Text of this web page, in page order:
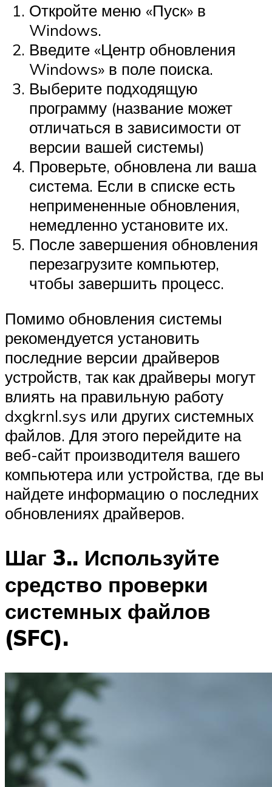
Откройте меню «Пуск» в
Windows.
Введите «Центр обновления
Windows» в поле поиска.
Выберите подходящую
программу (название может
отличаться в зависимости от
версии вашей системы)
Проверьте, обновлена ​​ли ваша
система. Если в списке есть
непримененные обновления,
немедленно установите их.
После завершения обновления
перезагрузите компьютер,
чтобы завершить процесс.
Помимо обновления системы
рекомендуется установить
последние версии драйверов
устройств, так как драйверы могут
влиять на правильную работу
dxgkrnl.sys или других системных
файлов. Для этого перейдите на
веб-сайт производителя вашего
компьютера или устройства, где вы
найдете информацию о последних
обновлениях драйверов.
Шаг 3.. Используйте
средство проверки
системных файлов
(SFC).